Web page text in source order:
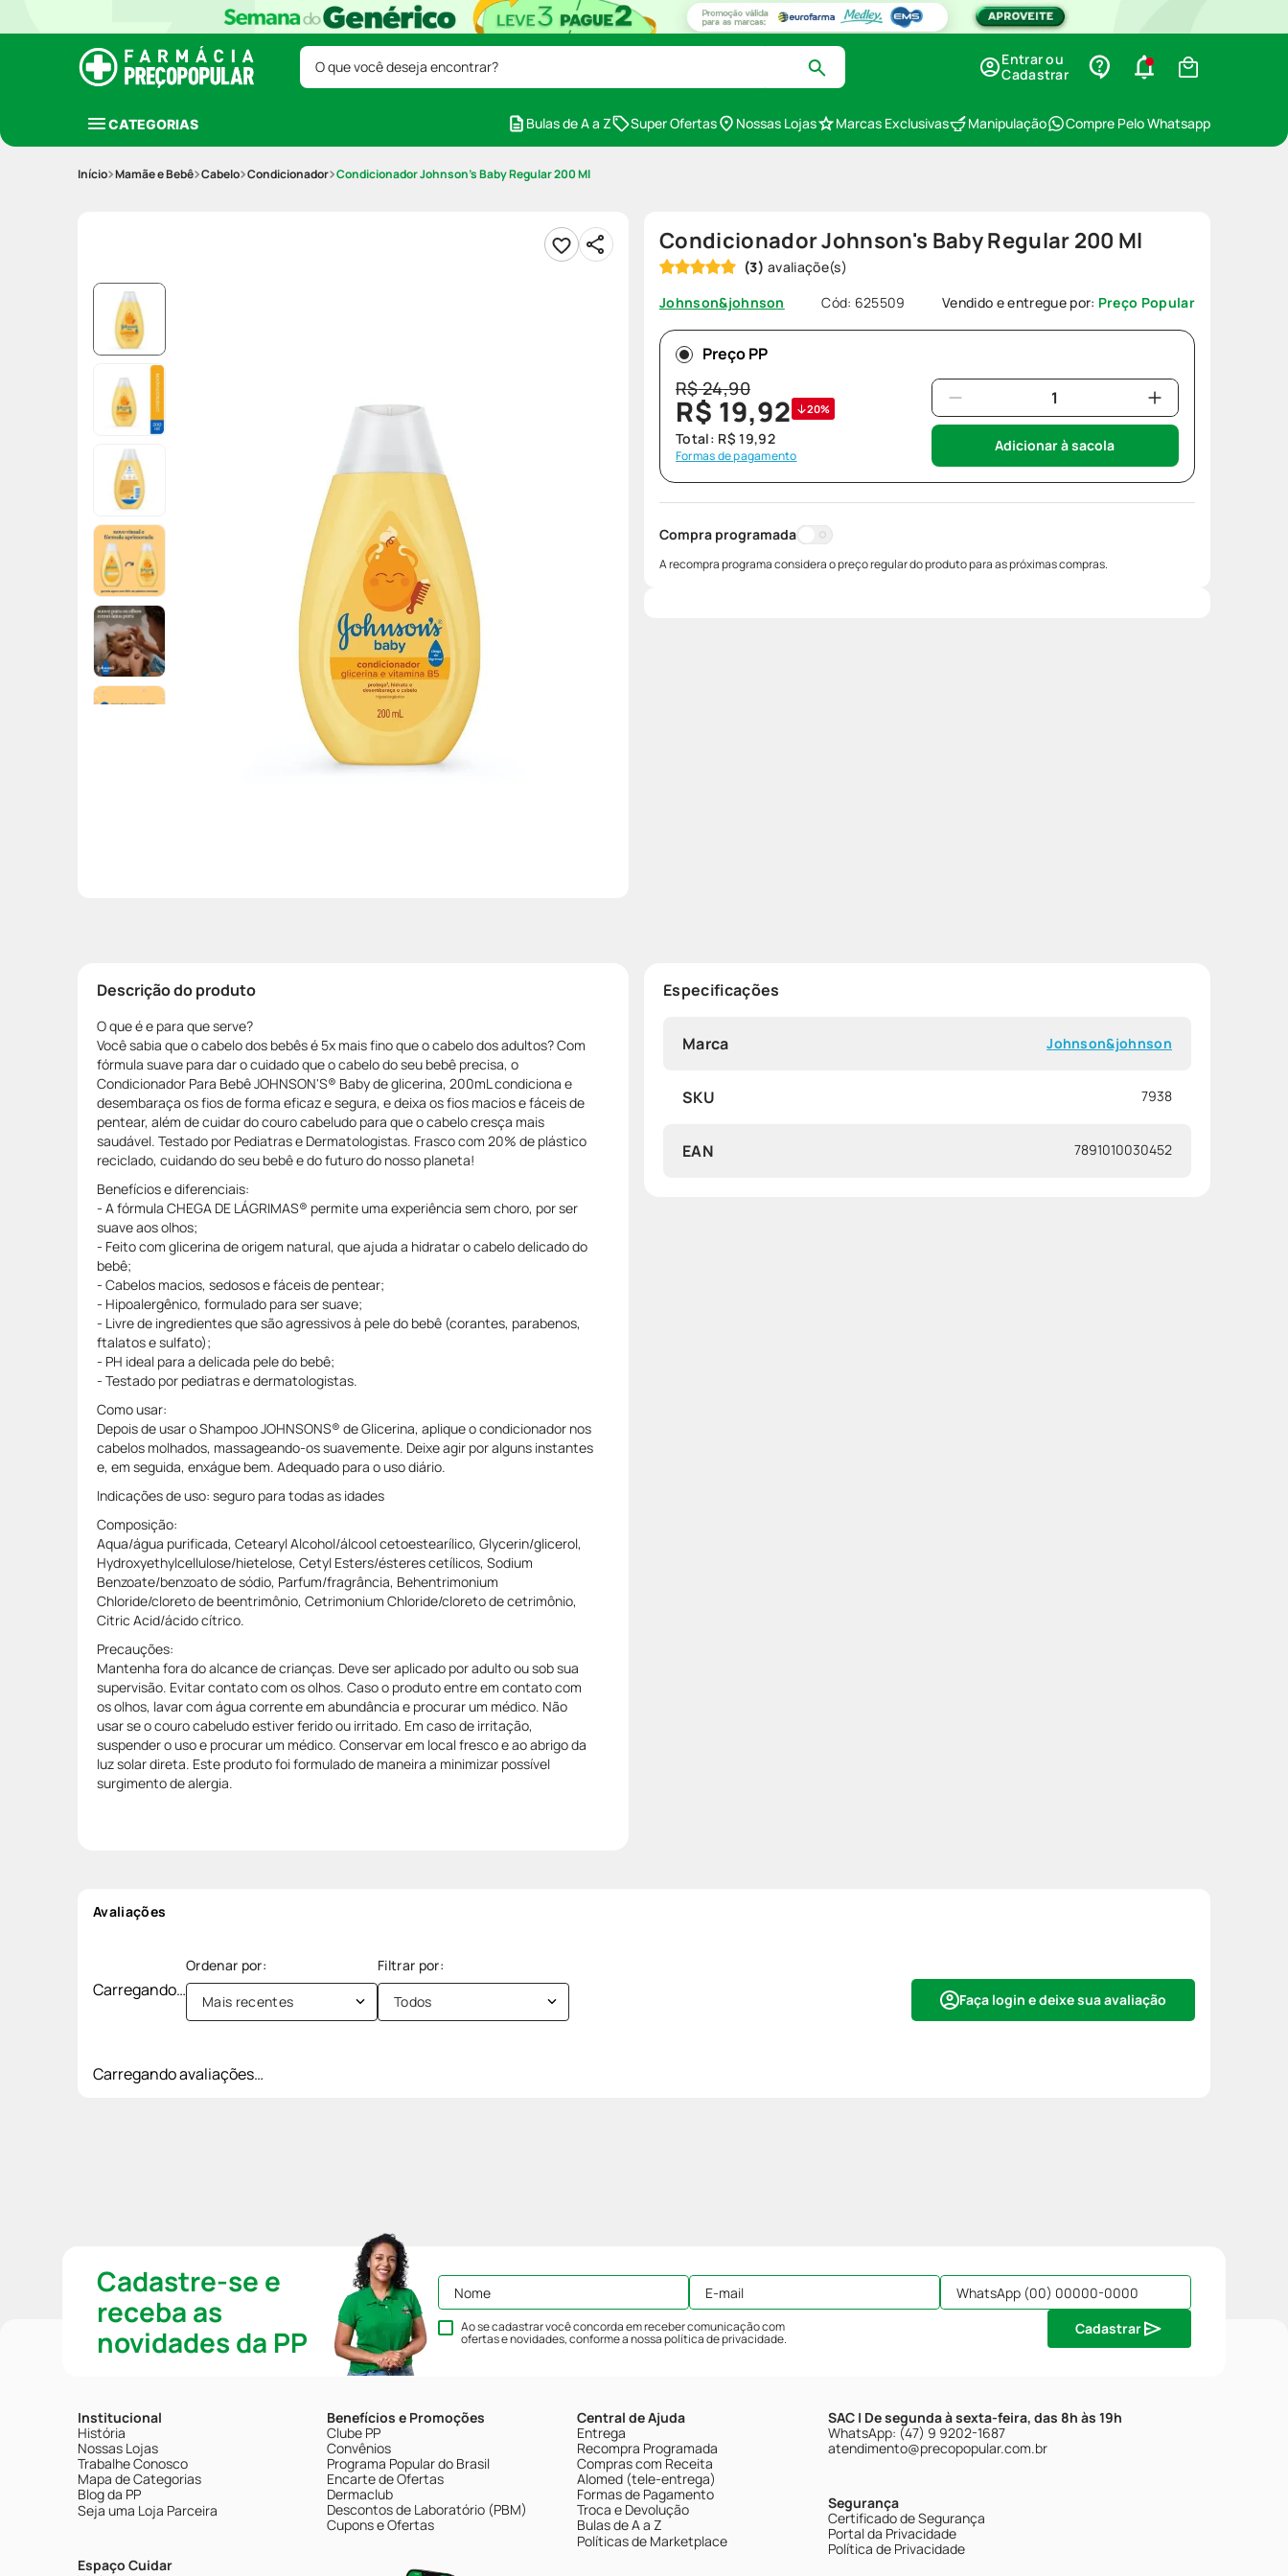
O que você deseja encontrar?
Entrar ou
Cadastrar
CATEGORIAS Bulas de A a Z Super Ofertas Nossas Lojas Marcas Exclusivas Manipulação Compre Pelo Whatsapp
Mamãe e Bebê Cabelo Condicionador Condicionador Johnson's Baby Regular 200 Ml
Condicionador Johnson's Baby Regular 200 Ml
(3)
Johnson&johnson
Cód: 625509 Vendido e entregue por: Preço Popular
Preço PP
R$24,90
R$ 19,92 20%
Total: R$ 19,92
Formas de pagamento
Adicionar à sacola
Compra programada
A recompra programa considera o preço regular do produto para as próximas compras.
Descrição do produto
O que é e para que serve?
Você sabia que o cabelo dos bebês é 5x mais fino que o cabelo dos adultos? Com
fórmula suave para dar o cuidado que o cabelo do seu bebê precisa, o
Condicionador Para Bebê JOHNSON'S® Baby de glicerina, 200mL condiciona e
desembaraça os fios de forma eficaz e segura, e deixa os fios macios e fáceis de
pentear, além de cuidar do couro cabeludo para que o cabelo cresça mais
saudável. Testado por Pediatras e Dermatologistas. Frasco com 20% de plástico
reciclado, cuidando do seu bebê e do futuro do nosso planeta!
Benefícios e diferenciais:
- A fórmula CHEGA DE LÁGRIMAS® permite uma experiência sem choro, por ser
suave aos olhos;
- Feito com glicerina de origem natural, que ajuda a hidratar o cabelo delicado do
bebê;
- Cabelos macios, sedosos e fáceis de pentear;
- Hipoalergênico, formulado para ser suave;
- Livre de ingredientes que são agressivos à pele do bebê (corantes, parabenos,
ftalatos e sulfato);
- PH ideal para a delicada pele do bebê;
- Testado por pediatras e dermatologistas.
Como usar:
Depois de usar o Shampoo JOHNSONS® de Glicerina, aplique o condicionador nos
cabelos molhados, massageando-os suavemente. Deixe agir por alguns instantes
e, em seguida, enxágue bem. Adequado para o uso diário.
Indicações de uso: seguro para todas as idades
Composição:
Aqua/água purificada, Cetearyl Alcohol/álcool cetoestearílico, Glycerin/glicerol,
Hydroxyethylcellulose/hietelose, Cetyl Esters/ésteres cetílicos, Sodium
Benzoate/benzoato de sódio, Parfum/fragrância, Behentrimonium
Chloride/cloreto de beentrimônio, Cetrimonium Chloride/cloreto de cetrimônio,
Citric Acid/ácido cítrico.
Precauções:
Mantenha fora do alcance de crianças. Deve ser aplicado por adulto ou sob sua
supervisão. Evitar contato com os olhos. Caso o produto entre em contato com
os olhos, lavar com água corrente em abundância e procurar um médico. Não
usar se o couro cabeludo estiver ferido ou irritado. Em caso de irritação,
suspender o uso e procurar um médico. Conservar em local fresco e ao abrigo da
luz solar direta. Este produto foi formulado de maneira a minimizar possível
surgimento de alergia.
Especificações
Marca Johnson&johnson
SKU 7938
EAN 7891010030452
Avaliações
Carregando… Faça login e deixe sua avaliação
Mais recentes Todos
Carregando avaliações…
Cadastre-se e
receba as
novidades da PP
Ao se cadastrar você concorda em receber comunicação com
ofertas e novidades, conforme a nossapolítica de privacidade.
Cadastrar
Institucional
História
Nossas Lojas
Trabalhe Conosco
Mapa de Categorias
Blog da PP
Seja uma Loja Parceira
Espaço Cuidar
Benefícios e Promoções
Clube PP
Convênios
Programa Popular do Brasil
Encarte de Ofertas
Dermaclub
Descontos de Laboratório (PBM)
Cupons e Ofertas
Central de Ajuda
Entrega
Recompra Programada
Compras com Receita
Alomed (tele-entrega)
Formas de Pagamento
Troca e Devolução
Bulas de A a Z
Políticas de Marketplace
SAC | De segunda à sexta-feira, das 8h às 19h
WhatsApp: (47) 9 9202-1687
atendimento@precopopular.com.br
Segurança
Certificado de Segurança
Portal da Privacidade
Política de Privacidade